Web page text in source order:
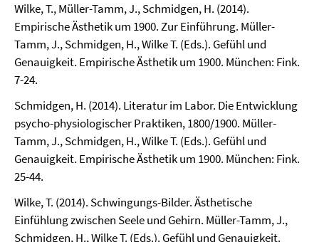
Wilke, T., Müller-Tamm, J., Schmidgen, H. (2014).
Empirische Ästhetik um 1900. Zur Einführung. Müller-
Tamm, J., Schmidgen, H., Wilke T. (Eds.). Gefühl und
Genauigkeit. Empirische Ästhetik um 1900. München: Fink.
7-24.
Schmidgen, H. (2014). Literatur im Labor. Die Entwicklung
psycho-physiologischer Praktiken, 1800/1900. Müller-
Tamm, J., Schmidgen, H., Wilke T. (Eds.). Gefühl und
Genauigkeit. Empirische Ästhetik um 1900. München: Fink.
25-44.
Wilke, T. (2014). Schwingungs-Bilder. Ästhetische
Einfühlung zwischen Seele und Gehirn. Müller-Tamm, J.,
Schmidgen, H., Wilke T. (Eds.). Gefühl und Genauigkeit.